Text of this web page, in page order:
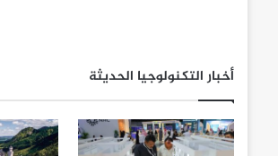
أخبار التكنولوجيا الحديثة